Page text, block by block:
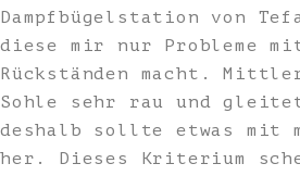
Dampfbügelstation von
diese mir nur Probleme
Rückständen macht.
Sohle sehr rau und
deshalb sollte etwas mit
her. Dieses Kriterium